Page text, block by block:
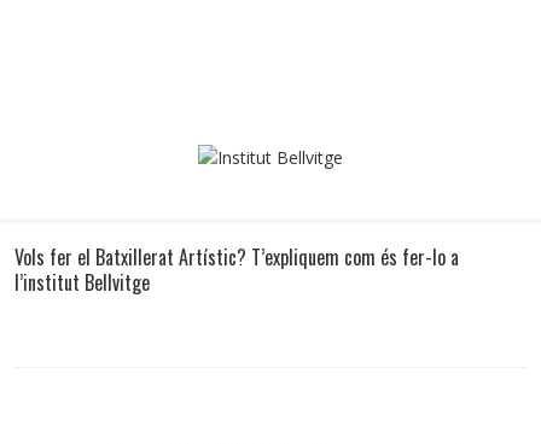
Vols fer el Batxillerat Artístic? T’expliquem com és fer-lo a
l’institut Bellvitge